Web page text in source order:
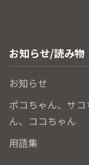
お知らせ/読み物
お知らせ
ポコちゃん、サコ
ん、ココちゃん
用語集